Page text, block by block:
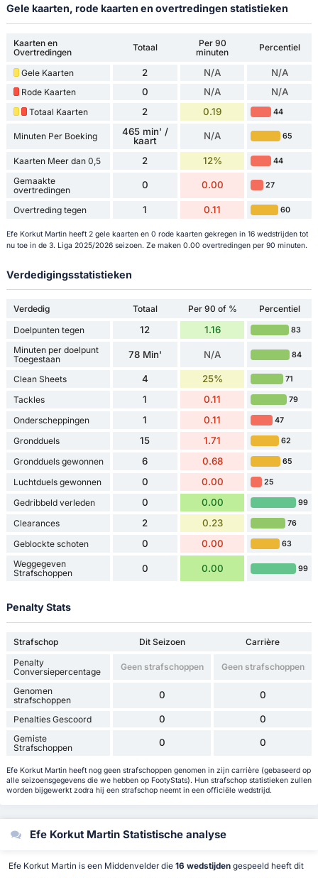
Gele kaarten, rode kaarten en overtredingen statistieken
Kaarten en
Overtredingen
Totaal
Per 90
minuten
Percentiel
Gele Kaarten 2 N/A N/A
Rode Kaarten 0 N/A N/A
Totaal Kaarten 2 0.19 44
Minuten Per Boeking
465 min' /
kaart
N/A 65
Kaarten Meer dan 0,5 2 12% 44
Gemaakte
overtredingen
0 0.00 27
Overtreding tegen 1 0.11 60
Efe Korkut Martin heeft 2 gele kaarten en 0 rode kaarten gekregen in 16 wedstrijden tot
nu toe in de 3. Liga 2025/2026 seizoen. Ze maken 0.00 overtredingen per 90 minuten.
Verdedigingsstatistieken
Verdedig Totaal Per 90 of %
Percentiel
Doelpunten tegen
12 1.16 83
Minuten per doelpunt
Toegestaan
78 Min' N/A 84
Clean Sheets 4 25% 71
Tackles 1 0.11 79
Onderscheppingen 1 0.11 47
Grondduels 15 1.71 62
Grondduels gewonnen 6 0.68 65
Luchtduels gewonnen 0 0.00 25
Gedribbeld verleden 0 0.00 99
Clearances 2 0.23 76
Geblockte schoten 0 0.00 63
Weggegeven
Strafschoppen
0 0.00 99
Penalty Stats
Strafschop Dit Seizoen
Carrière
Penalty
Conversiepercentage
Geen strafschoppen Geen strafschoppen
Genomen
strafschoppen
0 0
Penalties Gescoord 0 0
Gemiste
Strafschoppen
0 0
Efe Korkut Martin heeft nog geen strafschoppen genomen in zijn carrière (gebaseerd op
alle seizoensgegevens die we hebben op FootyStats). Hun strafschop statistieken zullen
worden bijgewerkt zodra hij een strafschop neemt in een officiële wedstrijd.
Efe Korkut Martin Statistische analyse
Efe Korkut Martin is een Middenvelder die 16 wedstijdengespeeld heeft dit